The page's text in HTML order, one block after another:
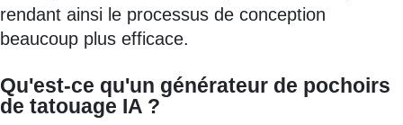
rendant ainsi le processus de conception
beaucoup plus efficace.
Qu'est-ce qu'un générateur de pochoirs
de tatouage IA ?